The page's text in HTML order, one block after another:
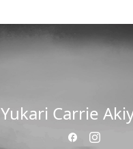
Yukari Carrie